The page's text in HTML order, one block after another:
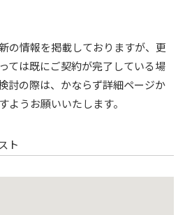
の情報を掲載しておりますが、更
ては既にご契約が完了している場
討の際は、かならず詳細ページか
ようお願いいたします。
ト